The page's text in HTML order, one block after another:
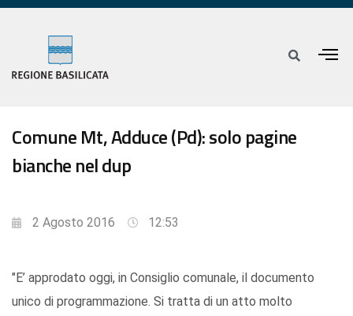
Comune Mt, Adduce (Pd): solo pagine
bianche nel dup
2 Agosto 2016 12:53
"E’ approdato oggi, in Consiglio comunale, il documento
unico di programmazione. Si tratta di un atto molto